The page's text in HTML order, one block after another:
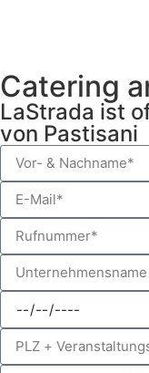
Catering
LaStrada ist
von Pastisani